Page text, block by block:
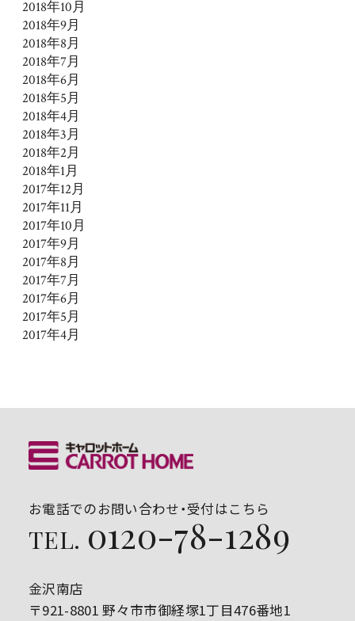
2018年10月
2018年9月
2018年8月
2018年7月
2018年6月
2018年5月
2018年4月
2018年3月
2018年2月
2018年1月
2017年12月
2017年11月
2017年10月
2017年9月
2017年8月
2017年7月
2017年6月
2017年5月
2017年4月
お電話でのお問い合わせ・受付はこちら
TEL. 0120-78-1289
金沢南店
〒921-8801 野々市市御経塚1丁目476番地1